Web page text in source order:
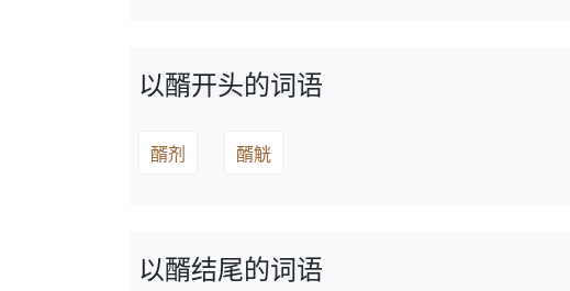
以醑开头的词语
醑剂 醑觥
以醑结尾的词语